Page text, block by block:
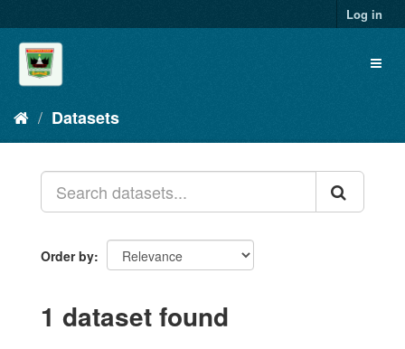
to
content
Log in
Datasets
Order by
1 dataset found